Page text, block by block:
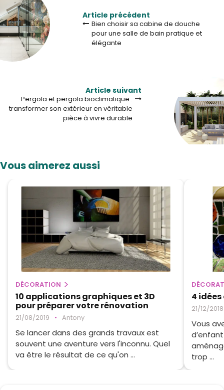
Article précédent
Bien choisir sa cabine de douche
pour une salle de bain pratique et
élégante
Article suivant
Pergola et pergola bioclimatique :
transformer son extérieur en véritable
pièce à vivre durable
Vous aimerez aussi
DÉCORATION
10 applications graphiques et 3D
pour préparer votre rénovation
21/08/2019 • Antony
Se lancer dans des grands travaux est
souvent une aventure vers l'inconnu. Quel
va être le résultat de ce qu'on ...
4
21/12/2018
Vous
trop ...